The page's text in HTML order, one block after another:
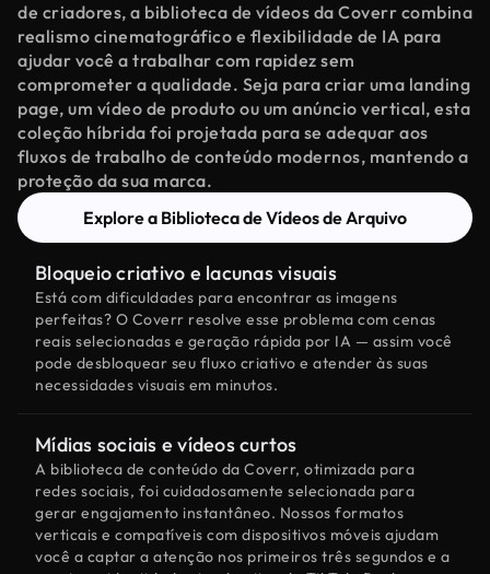
de criadores, a biblioteca de vídeos da Coverr combina
realismo cinematográfico e flexibilidade de IA para
ajudar você a trabalhar com rapidez sem
comprometer a qualidade. Seja para criar uma landing
page, um vídeo de produto ou um anúncio vertical, esta
coleção híbrida foi projetada para se adequar aos
fluxos de trabalho de conteúdo modernos, mantendo a
proteção da sua marca.
Explore a Biblioteca de Vídeos de Arquivo
Bloqueio criativo e lacunas visuais
Está com dificuldades para encontrar as imagens
perfeitas? O Coverr resolve esse problema com cenas
reais selecionadas e geração rápida por IA — assim você
pode desbloquear seu fluxo criativo e atender às suas
necessidades visuais em minutos.
Mídias sociais e vídeos curtos
A biblioteca de conteúdo da Coverr, otimizada para
redes sociais, foi cuidadosamente selecionada para
gerar engajamento instantâneo. Nossos formatos
verticais e compatíveis com dispositivos móveis ajudam
você a captar a atenção nos primeiros três segundos e a